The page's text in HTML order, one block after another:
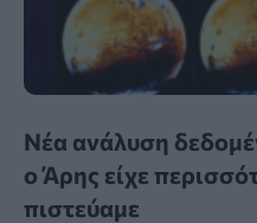
Νέα ανάλυση
ο Άρης είχε
πιστεύαμε